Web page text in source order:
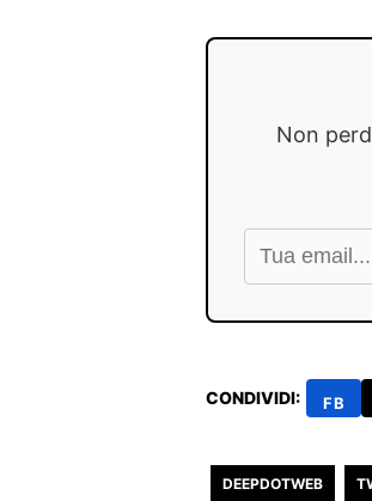
Non
CONDIVIDI: FB
DEEPDOTWEB